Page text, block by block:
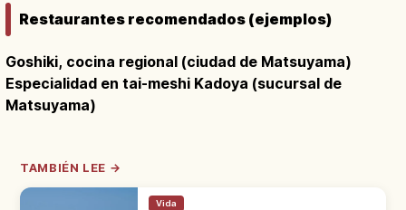
Restaurantes recomendados (ejemplos)
Goshiki, cocina regional (ciudad de Matsuyama)
Especialidad en tai-meshi Kadoya (sucursal de
Matsuyama)
TAMBIÉN LEE →
Vida